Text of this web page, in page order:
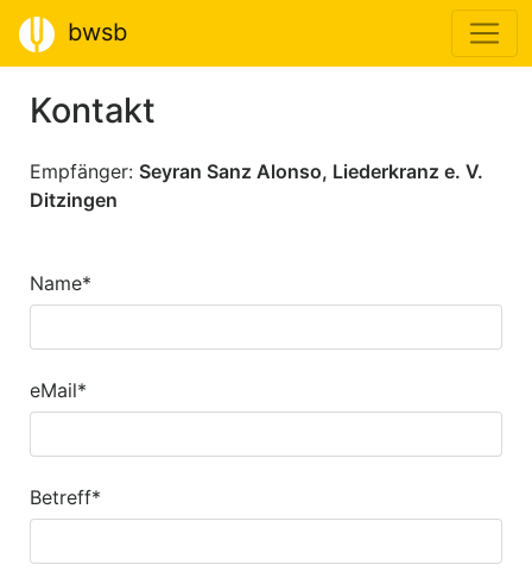
bwsb
Kontakt
Empfänger: Seyran Sanz Alonso, Liederkranz e. V.
Ditzingen
Name*
eMail*
Betreff*